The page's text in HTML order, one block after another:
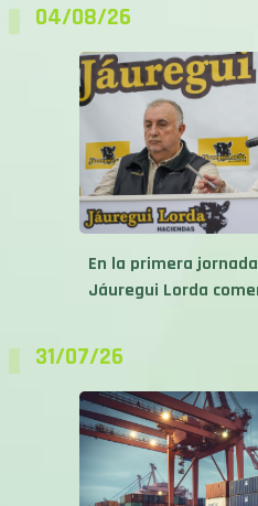
04/08/26
En la primera
Jáuregui Lorda
31/07/26